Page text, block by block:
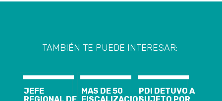
TAMBIÉN TE PUEDE INTERESAR:
JEFE
MÁS DE 50
PDI DETUVO A